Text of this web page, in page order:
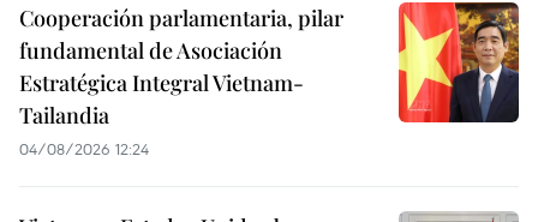
Cooperación parlamentaria, pilar
fundamental de Asociación
Estratégica Integral Vietnam-
Tailandia
04/08/2026 12:24